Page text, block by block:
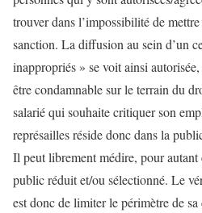
trouver dans l’impossibilité de
sanction. La diffusion au sein d’un
inappropriés » se voit ainsi
être condamnable sur le terrain du
salarié qui souhaite critiquer son
représailles réside donc dans la
Il peut librement médire, pour autant
public réduit et/ou sélectionné. Le
est donc de limiter le périmètre de